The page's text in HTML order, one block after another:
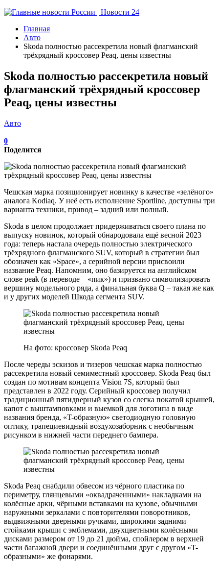
Главная
Авто
Skoda полностью рассекретила новый флагманский
трёхрядный кроссовер Peaq, цены известны
Skoda полностью рассекретила новый
флагманский трёхрядный кроссовер
Peaq, цены известны
Авто
0
Поделится
Чешская марка позиционирует новинку в качестве «зелёного»
аналога Kodiaq. У неё есть исполнение Sportline, доступны три
варианта техники, привод – задний или полный.
Skoda в целом продолжает придерживаться своего плана по
выпуску новинок, который обнародовала ещё весной 2023
года: теперь настала очередь полностью электрического
трёхрядного флагманского SUV, который в стратегии был
обозначен как «Space», а серийной версии присвоили
название Peaq. Напомним, оно базируется на английском
слове peak (в переводе – «пик») и призвано символизировать
вершину модельного ряда, а финальная буква Q – такая же как
и у других моделей Шкода сегмента SUV.
На фото: кроссовер Skoda Peaq
После череды эскизов и тизеров чешская марка полностью
рассекретила новый семиместный кроссовер. Skoda Peaq был
создан по мотивам концепта Vision 7S, который был
представлен в 2022 году. Серийный кроссовер получил
традиционный пятидверный кузов со слегка покатой крышей,
капот с выштамповками и выемкой для логотипа в виде
названия бренда, «T-образную» светодиодную головную
оптику, трапециевидный воздухозаборник с необычным
рисунком в нижней части переднего бампера.
Skoda Peaq снабдили обвесом из чёрного пластика по
периметру, глянцевыми «оквадраченными» накладками на
колёсные арки, чёрными вставками на кузове, обычными
наружными зеркалами с повторителями поворотников,
выдвижными дверными ручками, широкими задними
стойками крыши с эмблемами, двухцветными колёсными
дисками размером от 19 до 21 дюйма, спойлером в верхней
части багажной двери и соединёнными друг с другом «T-
образными» же фонарями.